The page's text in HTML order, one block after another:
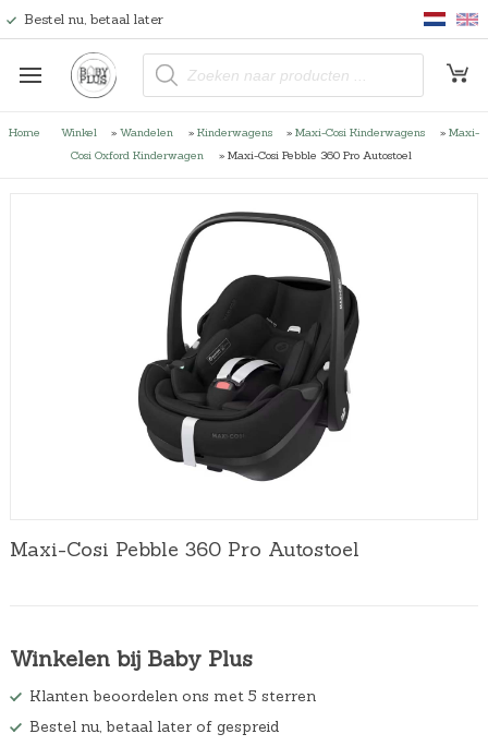
Bestel nu, betaal later
P
o
c
t
Home Winkel » Wandelen » Kinderwagens » Maxi-Cosi Kinderwagens » Maxi-
Cosi Oxford Kinderwagen
» Maxi-Cosi Pebble 360 Pro Autostoel
Maxi-Cosi Pebble 360 Pro Autostoel
Winkelen bij Baby Plus
Klanten beoordelen ons met 5 sterren
Bestel nu, betaal later of gespreid